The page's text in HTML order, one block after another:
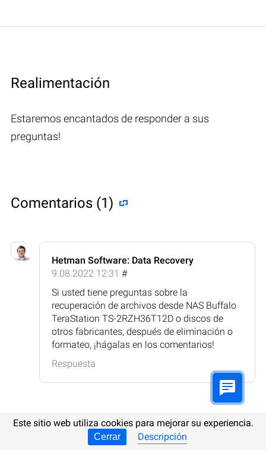
Realimentación
Estaremos encantados de responder a sus
preguntas!
Comentarios (1)
Hetman Software: Data Recovery
9.08.2022 12:31 #
Si usted tiene preguntas sobre la
recuperación de archivos desde NAS Buffalo
TeraStation TS-2RZH36T12D o discos de
otros fabricantes, después de eliminación o
formateo, ¡hágalas en los comentarios!
Respuesta
Publicar comentario
Este sitio web utiliza cookies para mejorar su experiencia.
Cerrar Descripción